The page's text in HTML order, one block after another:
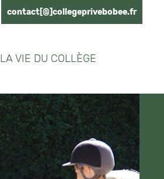
contact[@]collegeprivebobee.fr
LA VIE DU COLLÈGE